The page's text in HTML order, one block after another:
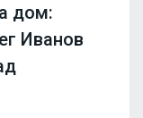
дом:
Иванов